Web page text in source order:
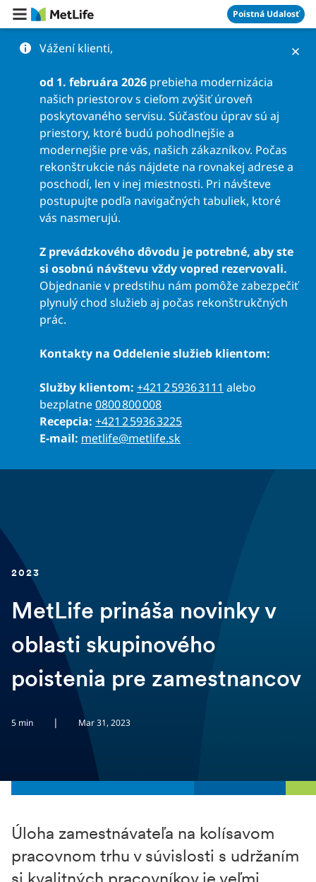
Preskočiť na obsah Poistná Udalosť
Vážení klienti,
od 1. februára 2026 prebieha modernizácia
našich priestorov s cieľom zvýšiť úroveň
poskytovaného servisu. Súčasťou úprav sú aj
priestory, ktoré budú pohodlnejšie a
modernejšie pre vás, našich zákazníkov. Počas
rekonštrukcie nás nájdete na rovnakej adrese a
poschodí, len v inej miestnosti. Pri návšteve
postupujte podľa navigačných tabuliek, ktoré
vás nasmerujú.
Z prevádzkového dôvodu je potrebné, aby ste
si osobnú návštevu vždy vopred rezervovali.
Objednanie v predstihu nám pomôže zabezpečiť
plynulý chod služieb aj počas rekonštrukčných
prác.
Kontakty na Oddelenie služieb klientom:
Služby klientom: +421 2 5936 3111 alebo
bezplatne0800 800 008
Recepcia: +421 2 5936 3225
E-mail: metlife@metlife.sk
2023
MetLife prináša novinky v
oblasti skupinového
poistenia pre zamestnancov
5 min | Mar 31, 2023
Úloha zamestnávateľa na kolísavom
pracovnom trhu v súvislosti s udržaním